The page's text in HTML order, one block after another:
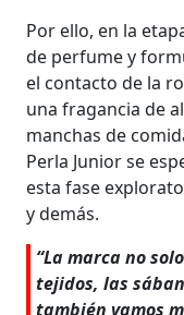
Por ello, en la
de perfume y
el contacto de la
una fragancia de
manchas de
Perla Junior se
esta fase
y demás.
“La marca no
tejidos, las
también vamos